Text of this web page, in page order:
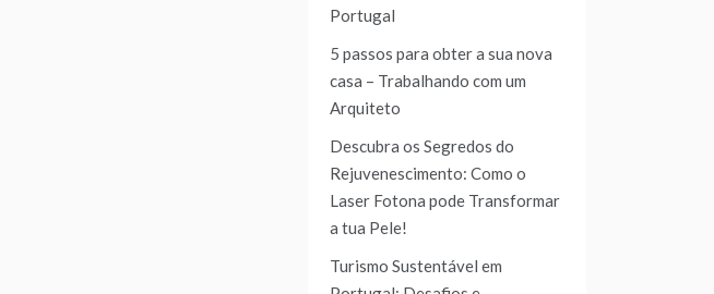
Portugal
5 passos para obter a sua nova
casa – Trabalhando com um
Arquiteto
Descubra os Segredos do
Rejuvenescimento: Como o
Laser Fotona pode Transformar
a tua Pele!
Turismo Sustentável em